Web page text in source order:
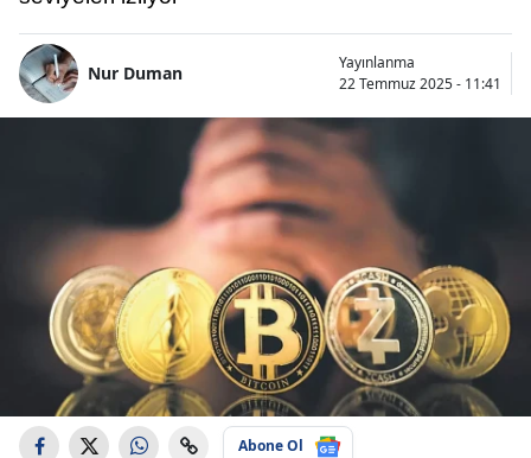
Nur Duman
Yayınlanma
22 Temmuz 2025 - 11:41
Abone Ol